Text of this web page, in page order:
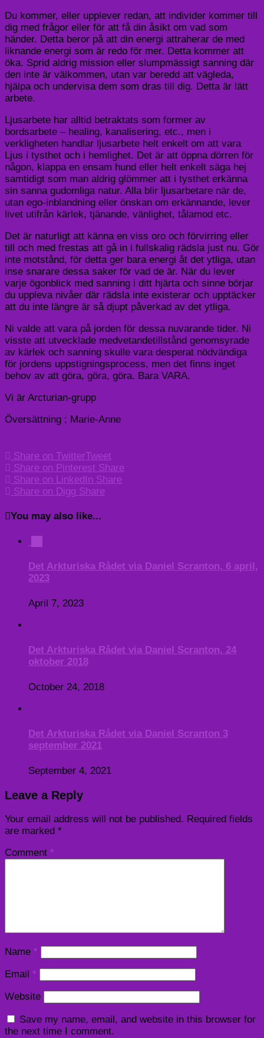
Du kommer, eller upplever redan, att individer kommer till
dig med frågor eller för att få din åsikt om vad som
händer. Detta beror på att din energi attraherar de med
liknande energi som är redo för mer. Detta kommer att
öka. Sprid aldrig mission eller slumpmässigt sanning där
den inte är välkommen, utan var beredd att vägleda,
hjälpa och undervisa dem som dras till dig. Detta är lätt
arbete.
Ljusarbete har alltid betraktats som former av
bordsarbete – healing, kanalisering, etc., men i
verkligheten handlar ljusarbete helt enkelt om att vara
Ljus i tysthet och i hemlighet. Det är att öppna dörren för
någon, klappa en ensam hund eller helt enkelt säga hej
samtidigt som man aldrig glömmer att i tysthet erkänna
sin sanna gudomliga natur. Alla blir ljusarbetare när de,
utan ego-inblandning eller önskan om erkännande, lever
livet utifrån kärlek, tjänande, vänlighet, tålamod etc.
Det är naturligt att känna en viss oro och förvirring eller
till och med frestas att gå in i fullskalig rädsla just nu. Gör
inte motstånd, för detta ger bara energi åt det ytliga, utan
inse snarare dessa saker för vad de är. När du lever
varje ögonblick med sanning i ditt hjärta och sinne börjar
du uppleva nivåer där rädsla inte existerar och upptäcker
att du inte längre är så djupt påverkad av det ytliga.
Ni valde att vara på jorden för dessa nuvarande tider. Ni
visste att utvecklade medvetandetillstånd genomsyrade
av kärlek och sanning skulle vara desperat nödvändiga
för jordens uppstigningsprocess, men det finns inget
behov av att göra, göra, göra. Bara VARA.
Vi är Arcturian-grupp
Översättning ; Marie-Anne
Share on TwitterTweet
Share on Pinterest Share
Share on LinkedIn Share
Share on Digg Share
You may also like...
Det Arkturiska Rådet via Daniel Scranton, 6 april,
2023
April 7, 2023
Det Arkturiska Rådet via Daniel Scranton, 24
oktober 2018
October 24, 2018
Det Arkturiska Rådet via Daniel Scranton 3
september 2021
September 4, 2021
Leave a Reply
Your email address will not be published. Required fields
are marked *
Comment *
Name *
Email *
Website
Save my name, email, and website in this browser for
the next time I comment.